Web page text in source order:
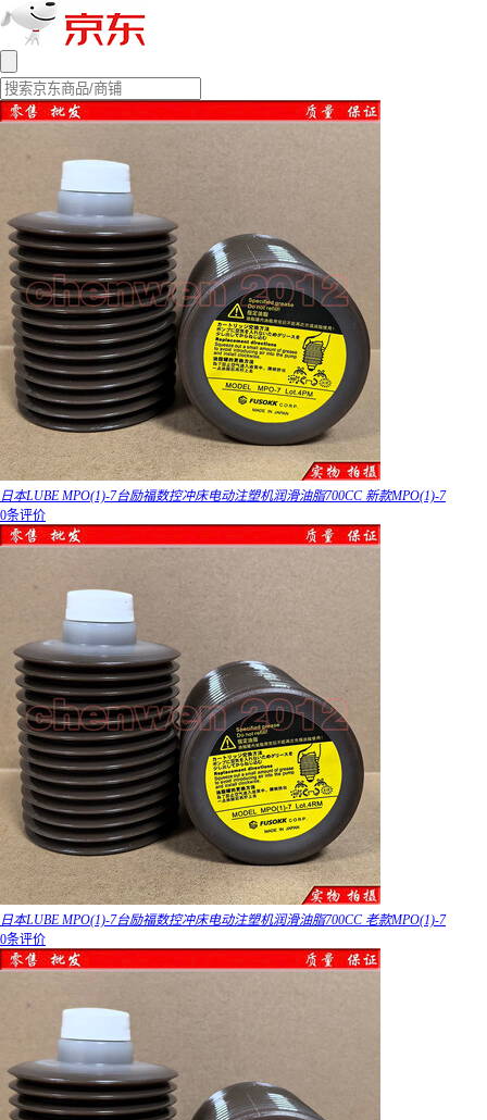
日本LUBE MPO(1)-7台励福数控冲床电动注塑机润滑油脂700CC 新款MPO(1)-7
0条评价
日本LUBE MPO(1)-7台励福数控冲床电动注塑机润滑油脂700CC 老款MPO(1)-7
0条评价